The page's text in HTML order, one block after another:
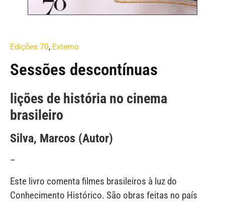
Edições 70, Externo
Sessões descontínuas
lições de história no cinema
brasileiro
Silva, Marcos (Autor)
–
Este livro comenta filmes brasileiros à luz do
Conhecimento Histórico. São obras feitas no país